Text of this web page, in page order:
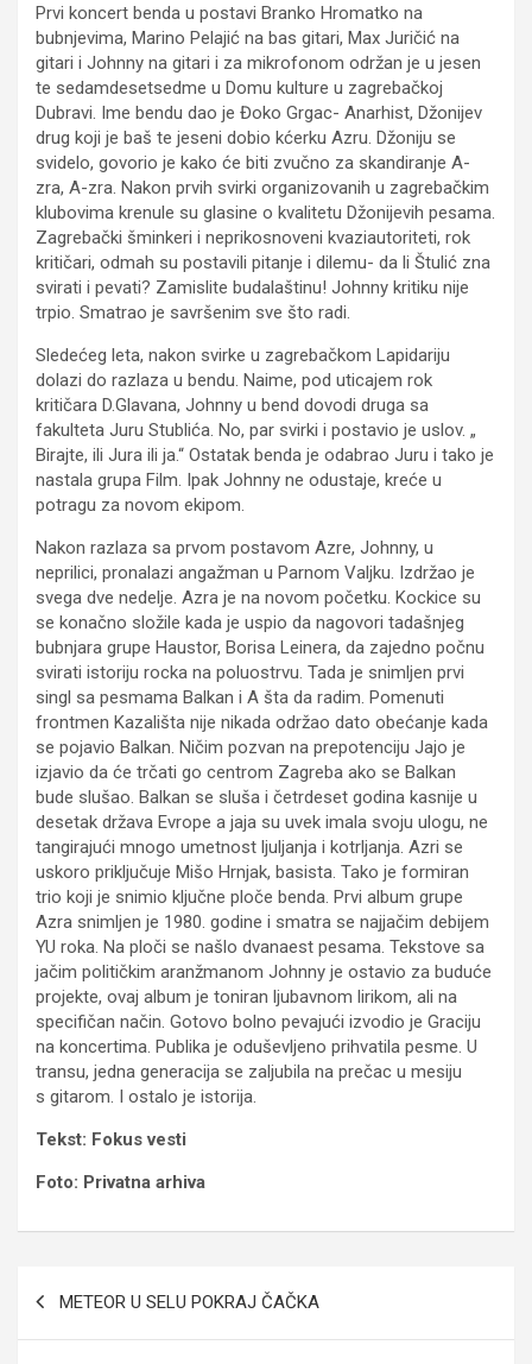
Prvi koncert benda u postavi Branko Hromatko na
bubnjevima, Marino Pelajić na bas gitari, Max Juričić na
gitari i Johnny na gitari i za mikrofonom održan je u jesen
te sedamdesetsedme u Domu kulture u zagrebačkoj
Dubravi. Ime bendu dao je Đoko Grgac- Anarhist, Džonijev
drug koji je baš te jeseni dobio kćerku Azru. Džoniju se
svidelo, govorio je kako će biti zvučno za skandiranje A-
zra, A-zra. Nakon prvih svirki organizovanih u zagrebačkim
klubovima krenule su glasine o kvalitetu Džonijevih pesama.
Zagrebački šminkeri i neprikosnoveni kvaziautoriteti, rok
kritičari, odmah su postavili pitanje i dilemu- da li Štulić zna
svirati i pevati? Zamislite budalaštinu! Johnny kritiku nije
trpio. Smatrao je savršenim sve što radi.
Sledećeg leta, nakon svirke u zagrebačkom Lapidariju
dolazi do razlaza u bendu. Naime, pod uticajem rok
kritičara D.Glavana, Johnny u bend dovodi druga sa
fakulteta Juru Stublića. No, par svirki i postavio je uslov. „
Birajte, ili Jura ili ja.“ Ostatak benda je odabrao Juru i tako je
nastala grupa Film. Ipak Johnny ne odustaje, kreće u
potragu za novom ekipom.
Nakon razlaza sa prvom postavom Azre, Johnny, u
neprilici, pronalazi angažman u Parnom Valjku. Izdržao je
svega dve nedelje. Azra je na novom početku. Kockice su
se konačno složile kada je uspio da nagovori tadašnjeg
bubnjara grupe Haustor, Borisa Leinera, da zajedno počnu
svirati istoriju rocka na poluostrvu. Tada je snimljen prvi
singl sa pesmama Balkan i A šta da radim. Pomenuti
frontmen Kazališta nije nikada održao dato obećanje kada
se pojavio Balkan. Ničim pozvan na prepotenciju Jajo je
izjavio da će trčati go centrom Zagreba ako se Balkan
bude slušao. Balkan se sluša i četrdeset godina kasnije u
desetak država Evrope a jaja su uvek imala svoju ulogu, ne
tangirajući mnogo umetnost ljuljanja i kotrljanja. Azri se
uskoro priključuje Mišo Hrnjak, basista. Tako je formiran
trio koji je snimio ključne ploče benda. Prvi album grupe
Azra snimljen je 1980. godine i smatra se najjačim debijem
YU roka. Na ploči se našlo dvanaest pesama. Tekstove sa
jačim političkim aranžmanom Johnny je ostavio za buduće
projekte, ovaj album je toniran ljubavnom lirikom, ali na
specifičan način. Gotovo bolno pevajući izvodio je Graciju
na koncertima. Publika je oduševljeno prihvatila pesme. U
transu, jedna generacija se zaljubila na prečac u mesiju
s gitarom. I ostalo je istorija.
Tekst: Fokus vesti
Foto: Privatna arhiva
METEOR U SELU POKRAJ ČAČKA